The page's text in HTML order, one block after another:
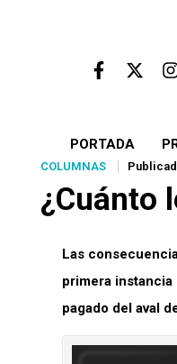
PORTADA
COLUMNAS
¿Cuánto
Las
primera instancia
pagado del aval